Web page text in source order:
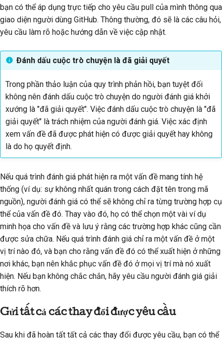
bạn có thể áp dụng trực tiếp cho yêu cầu pull của mình thông qua
giao diện người dùng GitHub. Thông thường, đó sẽ là các câu hỏi,
yêu cầu làm rõ hoặc hướng dẫn về việc cập nhật.
Đánh dấu cuộc trò chuyện là đã giải quyết
Trong phần thảo luận của quy trình phản hồi, bạn tuyệt đối
không nên đánh dấu cuộc trò chuyện do người đánh giá khởi
xướng là "đã giải quyết". Việc đánh dấu cuộc trò chuyện là "đã
giải quyết" là trách nhiệm của người đánh giá. Việc xác định
xem vấn đề đã được phát hiện có được giải quyết hay không
là do họ quyết định.
Nếu quá trình đánh giá phát hiện ra một vấn đề mang tính hệ
thống (ví dụ: sự không nhất quán trong cách đặt tên trong mã
nguồn), người đánh giá có thể sẽ không chỉ ra từng trường hợp cụ
thể của vấn đề đó. Thay vào đó, họ có thể chọn một vài ví dụ
minh họa cho vấn đề và lưu ý rằng các trường hợp khác cũng cần
được sửa chữa. Nếu quá trình đánh giá chỉ ra một vấn đề ở một
vị trí nào đó, và bạn cho rằng vấn đề đó có thể xuất hiện ở những
nơi khác, bạn nên khắc phục vấn đề đó ở mọi vị trí mà nó xuất
hiện. Nếu bạn không chắc chắn, hãy yêu cầu người đánh giá giải
thích rõ hơn.
Gửi tất cả các thay đổi được yêu cầu
Sau khi đã hoàn tất tất cả các thay đổi được yêu cầu, bạn có thể